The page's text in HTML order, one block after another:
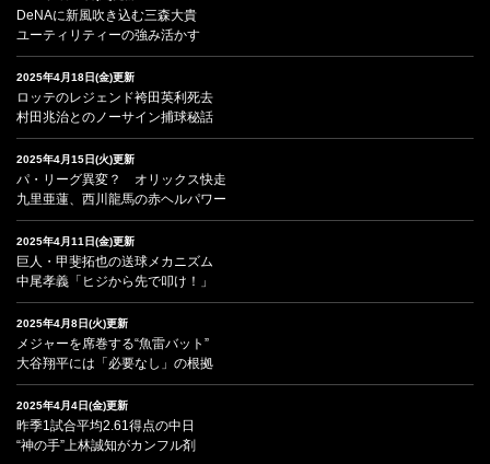
DeNAに新風吹き込む三森大貴
ユーティリティーの強み活かす
2025年4月18日(金)更新
ロッテのレジェンド袴田英利死去
村田兆治とのノーサイン捕球秘話
2025年4月15日(火)更新
パ・リーグ異変？ オリックス快走
九里亜蓮、西川龍馬の赤ヘルパワー
2025年4月11日(金)更新
巨人・甲斐拓也の送球メカニズム
中尾孝義「ヒジから先で叩け！」
2025年4月8日(火)更新
メジャーを席巻する“魚雷バット”
大谷翔平には「必要なし」の根拠
2025年4月4日(金)更新
昨季1試合平均2.61得点の中日
“神の手”上林誠知がカンフル剤